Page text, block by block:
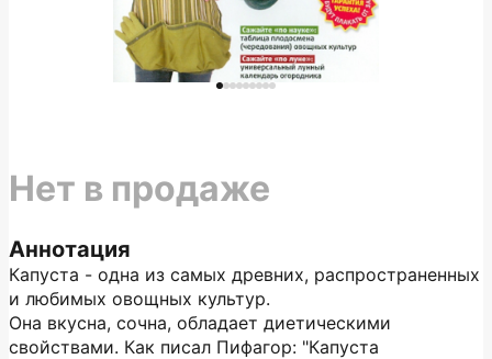
Аннотация
Капуста - одна из самых древних, распространенных
и любимых овощных культур.
Она вкусна, сочна, обладает диетическими
свойствами. Как писал Пифагор: "Капуста
Нет в продаже